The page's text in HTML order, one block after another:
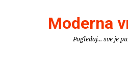
Moderna
Pogledaj... sve je